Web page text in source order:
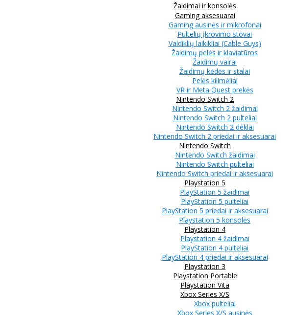
Žaidimai ir konsolės
Gaming aksesuarai
Gaming ausinės ir mikrofonai
Pultelių įkrovimo stovai
Valdiklių laikikliai (Cable Guys)
Žaidimų pelės ir klaviatūros
Žaidimų vairai
Žaidimų kėdės ir stalai
Pelės kilimėliai
VR ir Meta Quest prekės
Nintendo Switch 2
Nintendo Switch 2 žaidimai
Nintendo Switch 2 pulteliai
Nintendo Switch 2 dėklai
Nintendo Switch 2 priedai ir aksesuarai
Nintendo Switch
Nintendo Switch žaidimai
Nintendo Switch pulteliai
Nintendo Switch priedai ir aksesuarai
Playstation 5
PlayStation 5 žaidimai
PlayStation 5 pulteliai
PlayStation 5 priedai ir aksesuarai
Playstation 5 konsolės
Playstation 4
Playstation 4 žaidimai
PlayStation 4 pulteliai
PlayStation 4 priedai ir aksesuarai
Playstation 3
Playstation Portable
Playstation Vita
Xbox Series X/S
Xbox pulteliai
Xbox Series X/S ausinės